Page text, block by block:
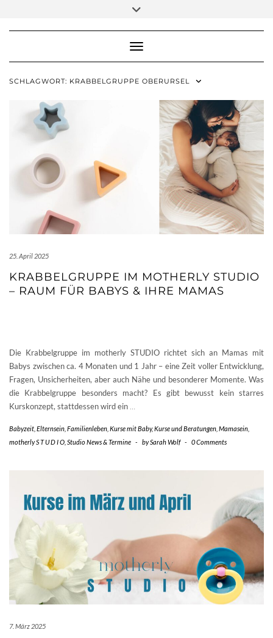
Toggle Navigation
SCHLAGWORT: KRABBELGRUPPE OBERURSEL
25. April 2025
KRABBELGRUPPE IM MOTHERLY STUDIO
– RAUM FÜR BABYS & IHRE MAMAS
Die Krabbelgruppe im motherly STUDIO richtet sich an Mamas mit
Babys zwischen ca. 4 Monaten und 1 Jahr – eine Zeit voller Entwicklung,
Fragen, Unsicherheiten, aber auch Nähe und besonderer Momente. Was
die Krabbelgruppe besonders macht? Es gibt bewusst kein starres
Kurskonzept, stattdessen wird ein
Babyzeit Elternsein Familienleben Kurse mit Baby,Kurse und Beratungen Mamasein
motherly S T U D I O Studio News & Termine - bySarah Wolf - 0 Comments
7. März 2025